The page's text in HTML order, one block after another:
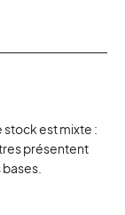
stock est mixte :
présentent